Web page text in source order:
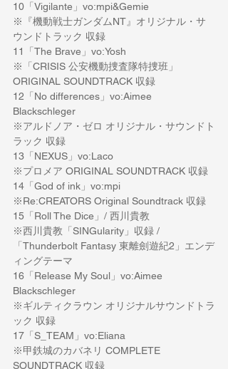
10「Vigilante」vo:mpi&Gemie
※『機動戦士ガンダムNT』オリジナル・サ
ウンドトラック 収録
11「The Brave」vo:Yosh
※「CRISIS 公安機動捜査隊特捜班」
ORIGINAL SOUNDTRACK 収録
12「No differences」vo:Aimee
Blackschleger
※アルドノア・ゼロ オリジナル・サウンドト
ラック 収録
13「NEXUS」vo:Laco
※プロメア ORIGINAL SOUNDTRACK 収録
14「God of ink」vo:mpi
※Re:CREATORS Original Soundtrack 収録
15「Roll The Dice」/ 西川貴教
※西川貴教「SINGularity」収録 /
「Thunderbolt Fantasy 東離劍遊紀2」エンデ
ィングテーマ
16「Release My Soul」vo:Aimee
Blackschleger
※ギルティクラウン オリジナルサウンドトラ
ック 収録
17「S_TEAM」vo:Eliana
※甲鉄城のカバネリ COMPLETE
SOUNDTRACK 収録